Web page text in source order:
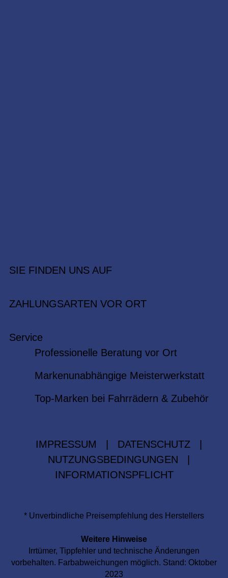
SIE FINDEN UNS AUF
ZAHLUNGSARTEN VOR ORT
Service
Professionelle Beratung vor Ort
Markenunabhängige Meisterwerkstatt
Top-Marken bei Fahrrädern & Zubehör
IMPRESSUM DATENSCHUTZ
NUTZUNGSBEDINGUNGEN
INFORMATIONSPFLICHT
* Unverbindliche Preisempfehlung des Herstellers
Weitere Hinweise
Irrtümer, Tippfehler und technische Änderungen
vorbehalten. Farbabweichungen möglich. Stand: Oktober
2023